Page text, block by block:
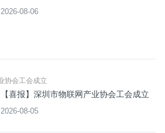
2026-08-06
【喜报】深圳市物联网产业协会工会成立
2026-08-05